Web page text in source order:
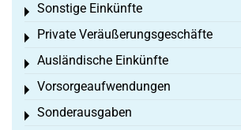
Sonstige Einkünfte
Toggle menu
Private Veräußerungsgeschäfte
Toggle menu
Ausländische Einkünfte
Toggle menu
Vorsorgeaufwendungen
Toggle menu
Sonderausgaben
Toggle menu